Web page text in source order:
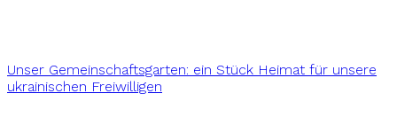
Unser Gemeinschaftsgarten: ein Stück Heimat für unsere
ukrainischen Freiwilligen